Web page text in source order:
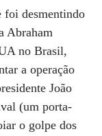
foi desmentindo
Abraham
no Brasil,
a operação
João
(um porta-
o golpe dos